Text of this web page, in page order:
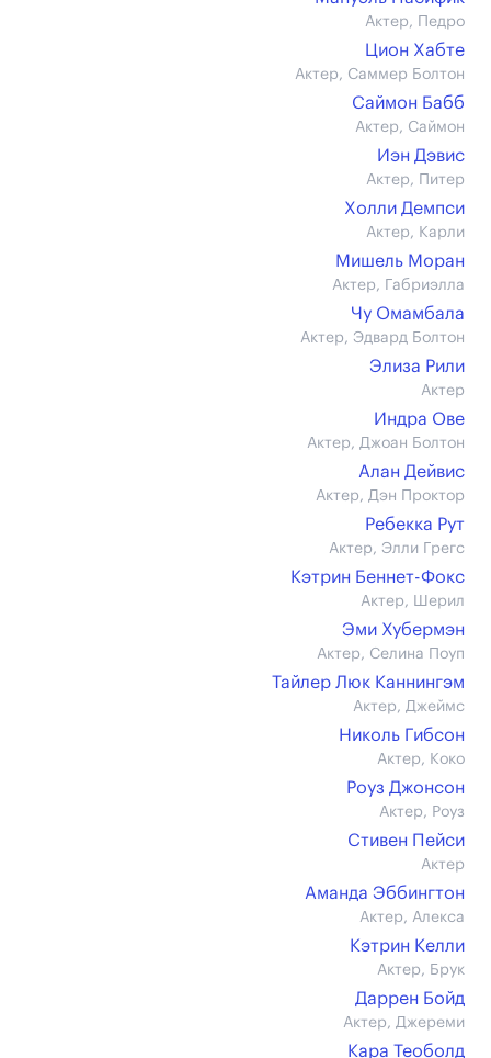
Актер, Педро
Цион Хабте
Актер, Саммер Болтон
Саймон Бабб
Актер, Саймон
Иэн Дэвис
Актер, Питер
Холли Демпси
Актер, Карли
Мишель Моран
Актер, Габриэлла
Чу Омамбала
Актер, Эдвард Болтон
Элиза Рили
Актер
Индра Ове
Актер, Джоан Болтон
Алан Дейвис
Актер, Дэн Проктор
Ребекка Рут
Актер, Элли Грегс
Кэтрин Беннет-Фокс
Актер, Шерил
Эми Хубермэн
Актер, Селина Поуп
Тайлер Люк Каннингэм
Актер, Джеймс
Николь Гибсон
Актер, Коко
Роуз Джонсон
Актер, Роуз
Стивен Пейси
Актер
Аманда Эббингтон
Актер, Алекса
Кэтрин Келли
Актер, Брук
Даррен Бойд
Актер, Джереми
Кара Теоболд